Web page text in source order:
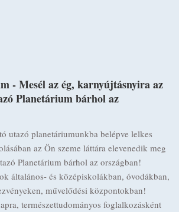
- Mesél az ég, karnyújtásnyira az
Planetárium bárhol az
utazó planetáriumunkba belépve lelkes
az Ön szeme láttára elevenedik meg
Planetárium bárhol az országban!
általános- és középiskolákban, óvodákban,
művelődési központokban!
természettudományos foglalkozásként